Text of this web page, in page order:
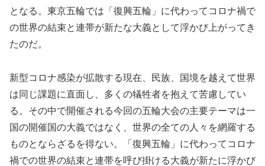
となる。東京五輪では「復興五輪」に代わってコロナ禍で
の世界の結束と連帯が新たな大義として浮かび上がってき
たのだ。
新型コロナ感染が拡散する現在、民族、国境を越えて世界
は同じ課題に直面し、多くの犠牲者を抱えて苦慮してい
る。その中で開催される今回の五輪大会の主要テーマは一
国の開催国の大義ではなく、世界の全ての人々を網羅する
ものとならざるを得ない。「復興五輪」に代わってコロナ
禍での世界の結束と連帯を呼び掛ける大義が新たに浮かび